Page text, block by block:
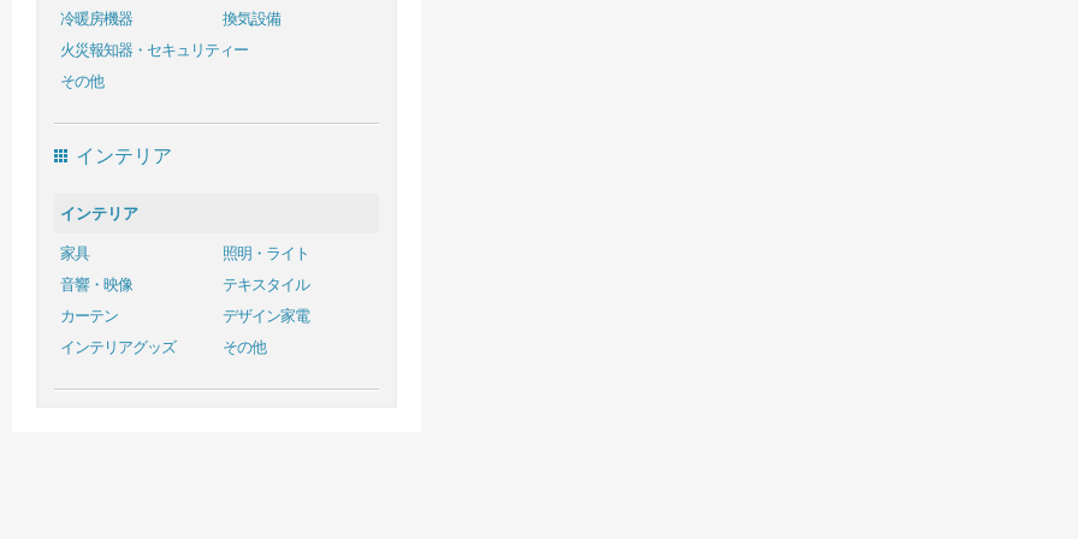
冷暖房機器
換気設備
火災報知器・セキュリティー
その他
インテリア
インテリア
家具
照明・ライト
音響・映像
テキスタイル
カーテン
デザイン家電
インテリアグッズ
その他